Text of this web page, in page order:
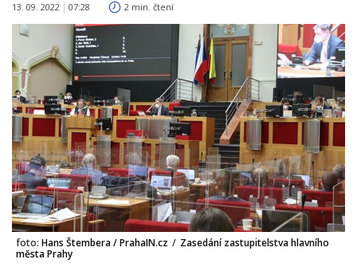
13. 09. 2022 07:28 2 min. čtení
foto: Hans Štembera / PrahaIN.cz / Zasedání zastupitelstva hlavního
města Prahy